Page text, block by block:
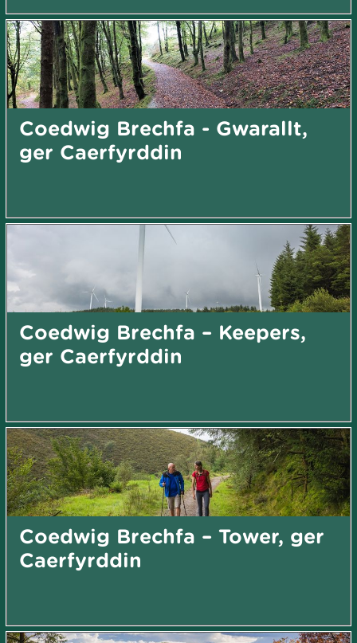
Coedwig Brechfa - Gwarallt,
ger Caerfyrddin
Coedwig Brechfa – Keepers,
ger Caerfyrddin
Coedwig Brechfa – Tower, ger
Caerfyrddin